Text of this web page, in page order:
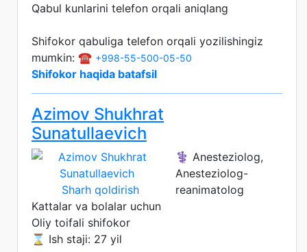
Qabul kunlarini telefon orqali aniqlang
Shifokor qabuliga telefon orqali yozilishingiz
mumkin: ☎️ +998-55-500-05-50
Shifokor haqida batafsil
Azimov Shukhrat
Sunatullaevich
Sharh qoldirish
⚕️ Anesteziolog,
Anesteziolog-
reanimatolog
Kattalar va bolalar uchun
Oliy toifali shifokor
⌛ Ish staji: 27 yil